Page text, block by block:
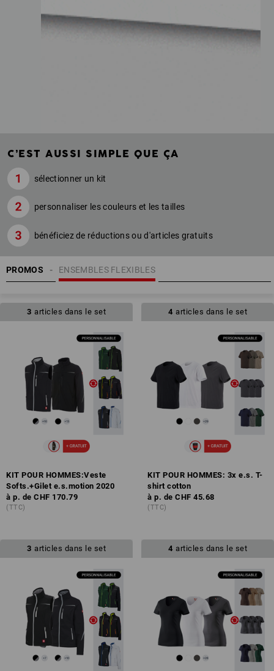
C’EST AUSSI SIMPLE QUE ÇA
sélectionner un kit
personnaliser les couleurs et les tailles
bénéficiez de réductions ou d'articles gratuits
PROMOS ENSEMBLES FLEXIBLES
3 articles dans le set
KIT POUR HOMMES:Veste
Softs.+Gilet e.s.motion 2020
à p. de CHF 170.79
(TTC)
4 articles dans le set
KIT POUR HOMMES: 3x e.s. T-
shirt cotton
à p. de CHF 45.68
(TTC)
3 articles dans le set 4 articles dans le set